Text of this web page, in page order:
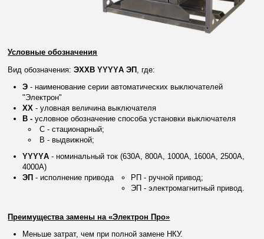
Условные обозначения
Вид обозначения:ЭXXВ YYYYА ЭП , где:
Э - наименование серии автоматических выключателей
"Электрон"
XX - уловная величина выключателя
В -условное обозначение способа установки выключателя
С - стационарный;
В - выдвижной;
YYYYА - номинальный ток (630А, 800А, 1000А, 1600А, 2500А,
4000А)
ЭП- исполнение привода
РП - ручной привод;
ЭП - электромагнитный привод.
Преимущества замены на «Электрон Про»
Меньше затрат, чем при полной замене НКУ.